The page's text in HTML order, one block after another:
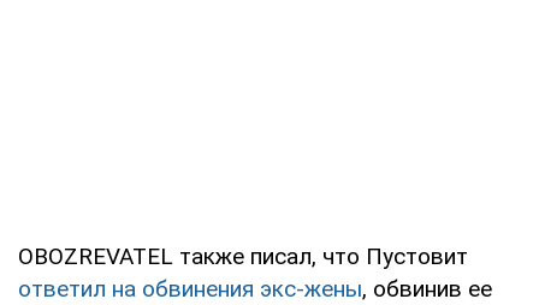
OBOZREVATEL также писал, что Пустовит
ответил на обвинения экс-жены, обвинив ее